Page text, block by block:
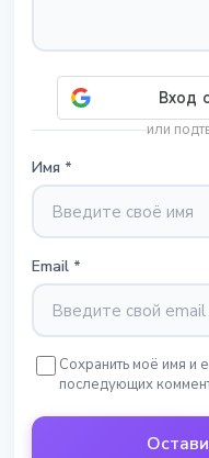
или
Имя *
Email *
Сохранить моё имя и
последующих